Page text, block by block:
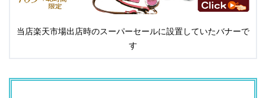
当店楽天市場出店時のスーパーセールに設置していたバナーで
す